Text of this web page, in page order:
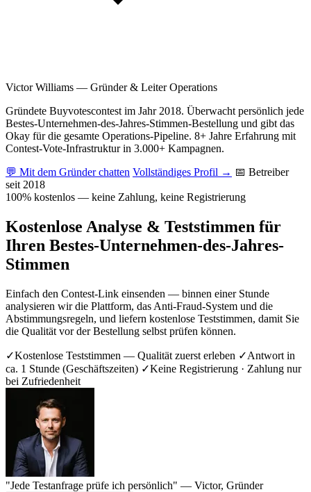
Victor Williams — Gründer & Leiter Operations
Gründete Buyvotescontest im Jahr 2018. Überwacht persönlich jede
Bestes-Unternehmen-des-Jahres-Stimmen-Bestellung und gibt das
Okay für die gesamte Operations-Pipeline. 8+ Jahre Erfahrung mit
Contest-Vote-Infrastruktur in 3.000+ Kampagnen.
💬 Mit dem Gründer chatten Vollständiges Profil → 📅 Betreiber
seit 2018
100% kostenlos — keine Zahlung, keine Registrierung
Kostenlose Analyse & Teststimmen für
Ihren Bestes-Unternehmen-des-Jahres-
Stimmen
Einfach den Contest-Link einsenden — binnen einer Stunde
analysieren wir die Plattform, das Anti-Fraud-System und die
Abstimmungsregeln, und liefern kostenlose Teststimmen, damit Sie
die Qualität vor der Bestellung selbst prüfen können.
✓Kostenlose Teststimmen — Qualität zuerst erleben ✓Antwort in
ca. 1 Stunde (Geschäftszeiten) ✓Keine Registrierung · Zahlung nur
bei Zufriedenheit
"Jede Testanfrage prüfe ich persönlich" — Victor, Gründer